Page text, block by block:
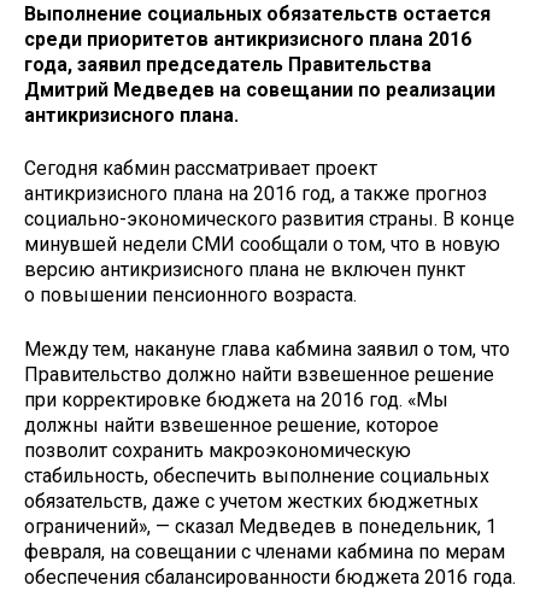
Выполнение социальных обязательств остается
среди приоритетов антикризисного плана 2016
года, заявил председатель Правительства
Дмитрий Медведев на совещании по реализации
антикризисного плана.
Сегодня кабмин рассматривает проект
антикризисного плана на 2016 год, а также прогноз
социально-экономического развития страны. В конце
минувшей недели СМИ сообщали о том, что в новую
версию антикризисного плана не включен пункт
о повышении пенсионного возраста.
Между тем, накануне глава кабмина заявил о том, что
Правительство должно найти взвешенное решение
при корректировке бюджета на 2016 год. «Мы
должны найти взвешенное решение, которое
позволит сохранить макроэкономическую
стабильность, обеспечить выполнение социальных
обязательств, даже с учетом жестких бюджетных
ограничений», — сказал Медведев в понедельник, 1
февраля, на совещании с членами кабмина по мерам
обеспечения сбалансированности бюджета 2016 года.